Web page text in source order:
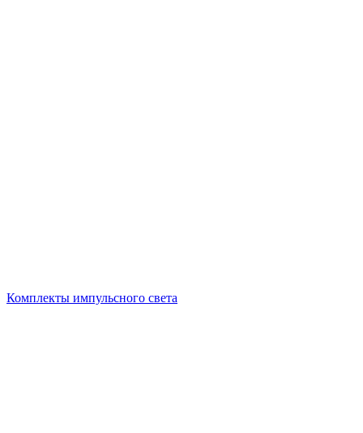
Комплекты импульсного света